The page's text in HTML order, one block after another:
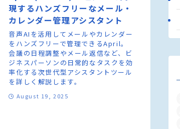
現するハンズフリーなメール・
カレンダー管理アシスタント
音声AIを活用してメールやカレンダー
をハンズフリーで管理できるApril。
会議の日程調整やメール返信など、ビ
ジネスパーソンの日常的なタスクを効
率化する次世代型アシスタントツール
を詳しく解説します。
August 19, 2025